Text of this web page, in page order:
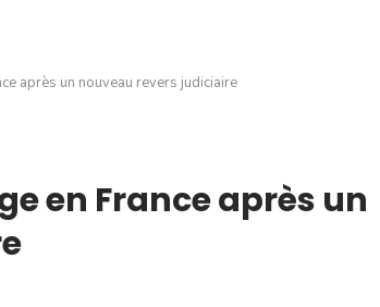
après un nouveau revers judiciaire
en France après un